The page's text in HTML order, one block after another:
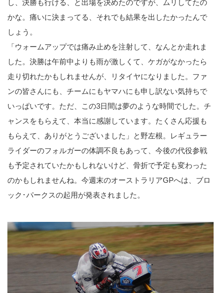
し、決勝も行ける、と出場を決めたのですが、ムリしてたの
かな。痛いに決まってる、それでも結果を出したかったんで
しょう。
「ウォームアップでは痛み止めを注射して、なんとか走れま
した。決勝は午前中よりも雨が激しくて、ケガがなかったら
走り切れたかもしれませんが、リタイヤになりました。ファ
ンの皆さんにも、チームにもヤマハにも申し訳ない気持ちで
いっぱいです。ただ、この3日間は夢のような時間でした。チ
ャンスをもらえて、本当に感謝しています。たくさん応援も
もらえて、ありがとうございました」と野左根。レギュラー
ライダーのフォルガーの体調不良もあって、今後の代役参戦
も予定されていたかもしれないけど、骨折で予定も変わった
のかもしれませんね。今週末のオーストラリアGPへは、ブロ
ック･パークスの起用が発表されました。